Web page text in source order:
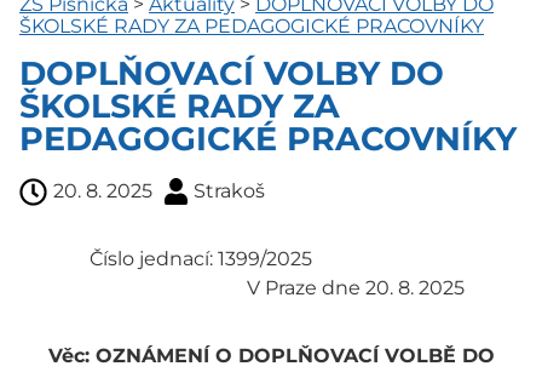
ŠKOLSKÉ RADY ZA PEDAGOGICKÉ PRACOVNÍKY
DOPLŇOVACÍ VOLBY DO
ŠKOLSKÉ RADY ZA
PEDAGOGICKÉ PRACOVNÍKY
20. 8. 2025 Strakoš
Číslo jednací: 1399/2025
V Praze dne 20. 8. 2025
Věc: OZNÁMENÍ O DOPLŇOVACÍ VOLBĚ DO